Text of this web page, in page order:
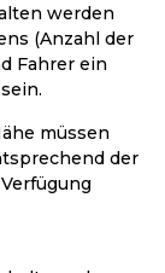
werden
(Anzahl der
Fahrer ein
müssen
der